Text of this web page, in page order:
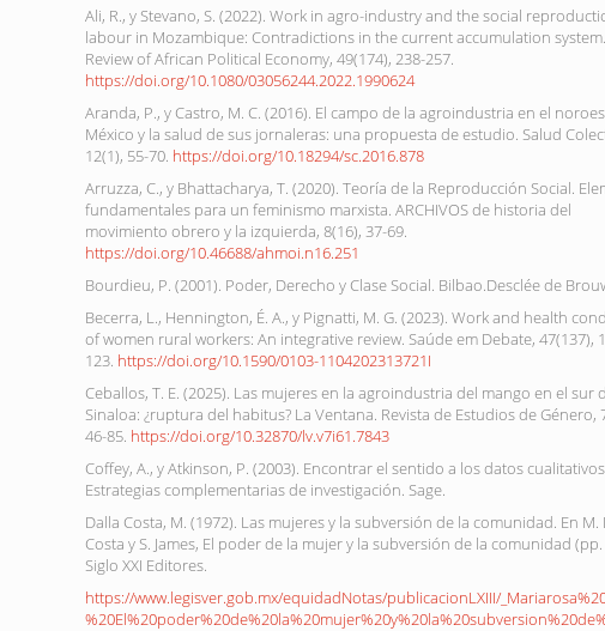
Ali, R., y Stevano, S. (2022). Work in agro-industry and the social
labour in Mozambique: Contradictions in the current accumulation system.
Review of African Political Economy, 49(174), 238-257.
https://doi.org/10.1080/03056244.2022.1990624
Aranda, P., y Castro, M. C. (2016). El campo de la agroindustria en el
México y la salud de sus jornaleras: una propuesta de estudio. Salud
12(1), 55-70. https://doi.org/10.18294/sc.2016.878
Arruzza, C., y Bhattacharya, T. (2020). Teoría de la Reproducción Social.
fundamentales para un feminismo marxista. ARCHIVOS de historia del
movimiento obrero y la izquierda, 8(16), 37-69.
https://doi.org/10.46688/ahmoi.n16.251
Bourdieu, P. (2001). Poder, Derecho y Clase Social. Bilbao.Desclée de
Becerra, L., Hennington, É. A., y Pignatti, M. G. (2023). Work and health
of women rural workers: An integrative review. Saúde em Debate, 47(137),
123. https://doi.org/10.1590/0103-1104202313721I
Ceballos, T. E. (2025). Las mujeres en la agroindustria del mango en el sur
Sinaloa: ¿ruptura del habitus? La Ventana. Revista de Estudios de Género,
46-85. https://doi.org/10.32870/lv.v7i61.7843
Coffey, A., y Atkinson, P. (2003). Encontrar el sentido a los datos
Estrategias complementarias de investigación. Sage.
Dalla Costa, M. (1972). Las mujeres y la subversión de la comunidad. En M.
Costa y S. James, El poder de la mujer y la subversión de la comunidad (pp.
Siglo XXI Editores.
https://www.legisver.gob.mx/equidadNotas/publicacionLXIII/